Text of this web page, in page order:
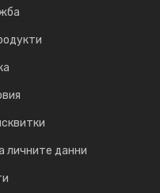
личните данни